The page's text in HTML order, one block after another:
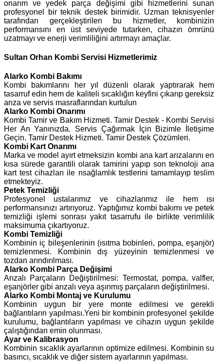
onarım ve yedek parça değişimi gibi hizmetlerini sunan
profesyonel bir teknik destek birimidir. Uzman teknisyenler
tarafından gerçekleştirilen bu hizmetler, kombinizin
performansını en üst seviyede tutarken, cihazın ömrünü
uzatmayı ve enerji verimliliğini artırmayı amaçlar.
Sultan Orhan Kombi Servisi Hizmetlerimiz
Alarko Kombi Bakımı
Kombi bakımlarını her yıl düzenli olarak yaptırarak hem
tasarruf edin hem de kaliteli sıcaklığın keyfini çıkarıp gereksiz
arıza ve servis masraflarından kurtulun
Alarko Kombi Onarımı
Kombi Tamir ve Bakım Hizmeti. Tamir Destek - Kombi Servisi
Her An Yanınızda. Servis Çağırmak İçin Bizimle İletişime
Geçin. Tamir Destek Hizmeti. Tamir Destek Çözümleri.
Kombi Kart Onarımı
Marka ve model ayırt etmeksizin kombi ana kart arızalarını en
kısa sürede garantili olarak tamirini yapıp son teknoloji ana
kart test cihazları ile nsağlamlık testlerini tamamlayıp teslim
etmekteyiz.
Petek Temizliği
Profesyonel ustalarımız ve cihazlarımız ile hem ısı
performansınızı artırıyoruz. Yaptığımız kombi bakımı ve petek
temizliği işlemi sonrası yakıt tasarrufu ile birlikte verimlilik
maksimuma çıkartıyoruz.
Kombi Temizliği
Kombinin iç bileşenlerinin (ısıtma bobinleri, pompa, eşanjör)
temizlenmesi. Kombinin dış yüzeyinin temizlenmesi ve
tozdan arındırılması.
Alarko Kombi Parça Değişimi
Arızalı Parçaların Değiştirilmesi: Termostat, pompa, valfler,
eşanjörler gibi arızalı veya aşınmış parçaların değiştirilmesi.
Alarko Kombi Montaj ve Kurulumu
Kombinin uygun bir yere monte edilmesi ve gerekli
bağlantıların yapılması.Yeni bir kombinin profesyonel şekilde
kurulumu, bağlantıların yapılması ve cihazın uygun şekilde
çalıştığından emin olunması.
Ayar ve Kalibrasyon
Kombinin sıcaklık ayarlarının optimize edilmesi. Kombinin su
basıncı, sıcaklık ve diğer sistem ayarlarının yapılması.